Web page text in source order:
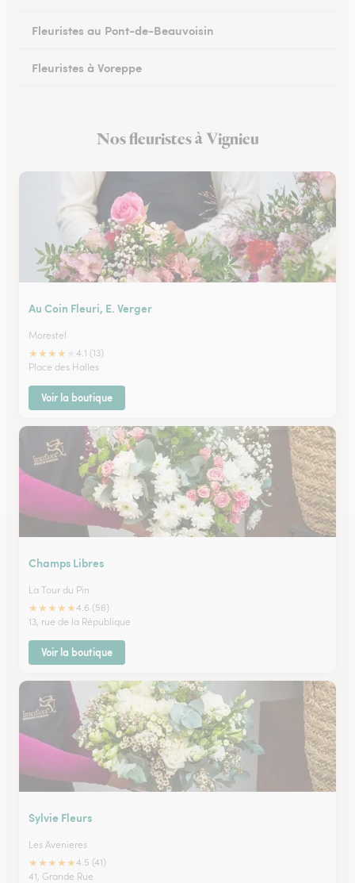
Fleuristes au Pont-de-Beauvoisin
Fleuristes à Voreppe
Fleuristes à Beaurepaire
Nos fleuristes à Vignieu
Au Coin Fleuri, E. Verger
Morestel
★★★★
4.1 (13)
Place des Halles
Voir la boutique
Champs Libres
La Tour du Pin
★★★★★4.6 (56)
13, rue de la République
Voir la boutique
Sylvie Fleurs
Les Avenieres
★★★★★4.5 (41)
41, Grande Rue